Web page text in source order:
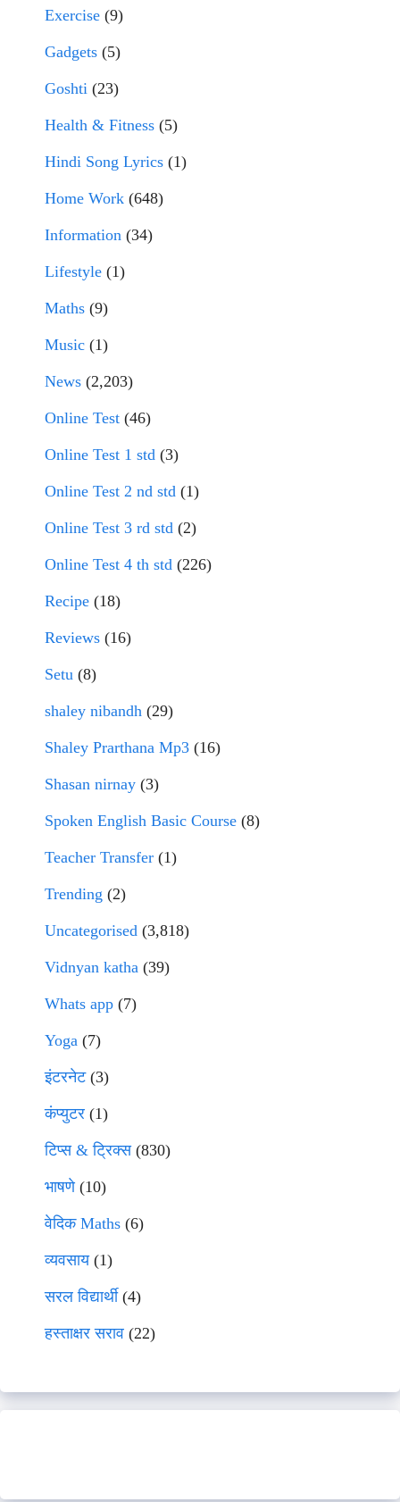
Exercise (9)
Gadgets (5)
Goshti (23)
Health & Fitness (5)
Hindi Song Lyrics (1)
Home Work (648)
Information (34)
Lifestyle (1)
Maths (9)
Music (1)
News (2,203)
Online Test (46)
Online Test 1 std (3)
Online Test 2 nd std (1)
Online Test 3 rd std (2)
Online Test 4 th std (226)
Recipe (18)
Reviews (16)
Setu (8)
shaley nibandh (29)
Shaley Prarthana Mp3 (16)
Shasan nirnay (3)
Spoken English Basic Course (8)
Teacher Transfer (1)
Trending (2)
Uncategorised (3,818)
Vidnyan katha (39)
Whats app (7)
Yoga (7)
इंटरनेट(3)
कंप्युटर (1)
टिप्स & ट्रिक्स(830)
भाषणे(10)
वेदिक Maths (6)
व्यवसाय(1)
सरल विद्यार्थी(4)
हस्ताक्षर सराव (22)